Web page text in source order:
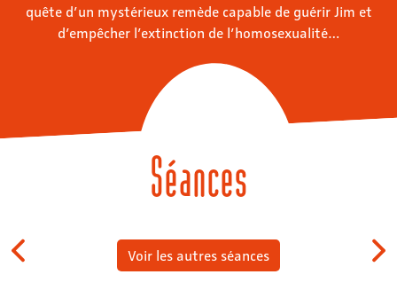
quête d’un mystérieux remède capable de guérir Jim et
d’empêcher l’extinction de l’homosexualité…
Séances
Voir les autres séances